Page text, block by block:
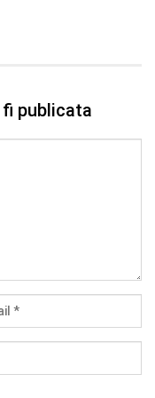
publicata